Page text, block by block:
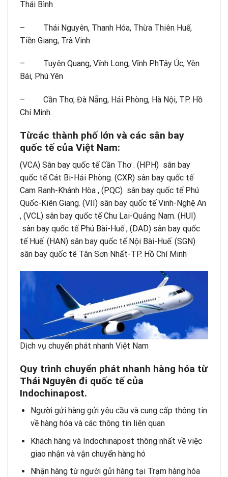
Thái Bình
– Thái Nguyên, Thanh Hóa, Thừa Thiên Huế,
Tiền Giang, Trà Vinh
– Tuyên Quang, Vĩnh Long, Vĩnh PhTây Úc, Yên
Bái, Phú Yên
– Cần Thơ, Đà Nẵng, Hải Phòng, Hà Nội, TP. Hồ
Chí Minh.
Từcác thành phố lớn và các sân bay
quốc tế của Việt Nam:
(VCA) Sân bay quốc tế Cần Thơ . (HPH) sân bay
quốc tế Cát Bi-Hải Phòng. (CXR) sân bay quốc tế
Cam Ranh-Khánh Hòa , (PQC) sân bay quốc tế Phú
Quốc-Kiên Giang. (VII) sân bay quốc tế Vinh-Nghệ An
, (VCL) sân bay quốc tế Chu Lai-Quảng Nam. (HUI)
sân bay quốc tế Phú Bài-Huế , (DAD) sân bay quốc
tế Huế. (HAN) sân bay quốc tế Nội Bài-Huế. (SGN)
sân bay quốc tê Tân Sơn Nhất-TP. Hồ Chí Minh
Dịch vụ chuyển phát nhanh Việt Nam
Quy trình chuyển phát nhanh hàng hóa từ
Thái Nguyên đi quốc tế của
Indochinapost.
Người gửi hàng gửi yêu cầu và cung cấp thông tin
về hàng hóa và các thông tin liên quan
Khách hàng và Indochinapost thông nhất về việc
giao nhận và vận chuyển hàng hó
Nhận hàng từ người gửi hàng tại Trạm hàng hóa